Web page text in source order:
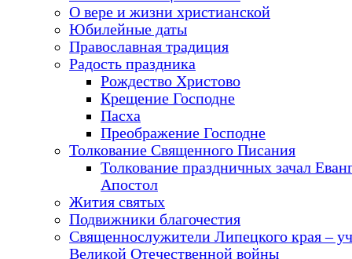
О вере и жизни христианской
Юбилейные даты
Православная традиция
Радость праздника
Рождество Христово
Крещение Господне
Пасха
Преображение Господне
Толкование Священного Писания
Толкование праздничных зачал
Апостол
Жития святых
Подвижники благочестия
Священнослужители Липецкого края –
Великой Отечественной войны